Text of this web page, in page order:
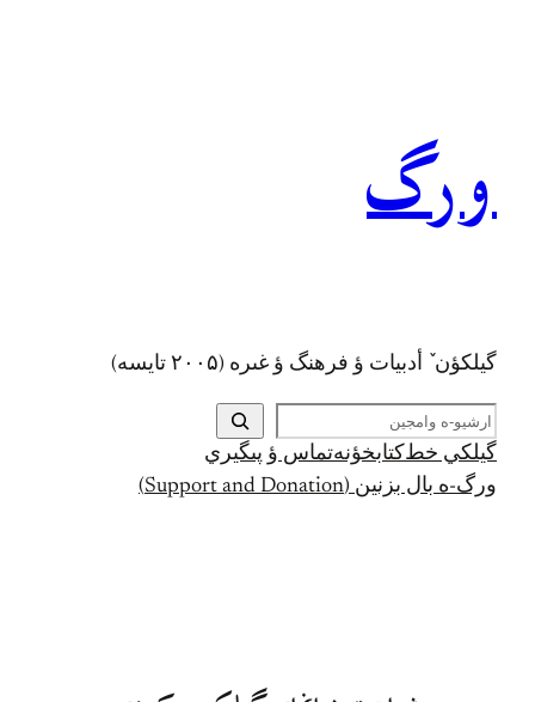
ورگ
گيلکؤن ٚ أدبیات ؤ فرهنگ ؤ غىره (۲۰۰۵ تايسه)
ج
س
ت
ج
گيلکي خط کتابخؤنهتماس ؤ پىگيري
ورگ-ه بال بزنين (Support and Donation)